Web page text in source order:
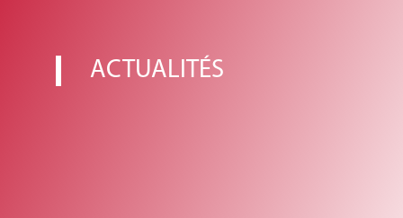
ACTUALITÉS